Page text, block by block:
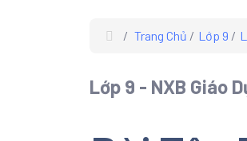
Trang Chủ Lớp 9
Lớp 9 - NXB Giáo